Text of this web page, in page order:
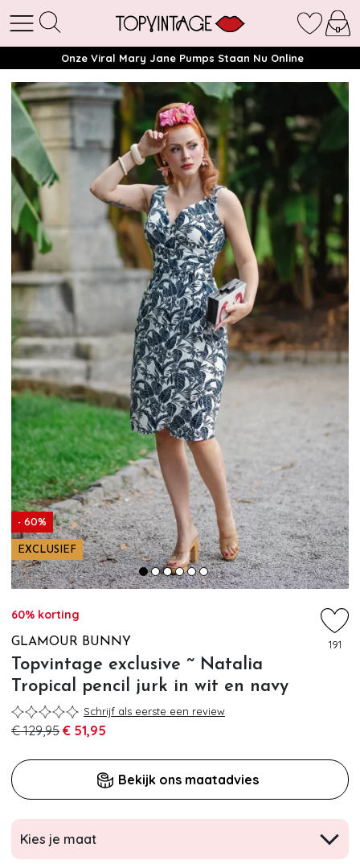
Onze Viral Mary Jane Pumps Staan Nu Online
- 60%
EXCLUSIEF
60% korting
GLAMOUR BUNNY
Topvintage exclusive ~ Natalia
Tropical pencil jurk in wit en navy
191
Schrijf als eerste een review
€ 129,95 € 51,95
Bekijk ons maatadvies
Kies je maat